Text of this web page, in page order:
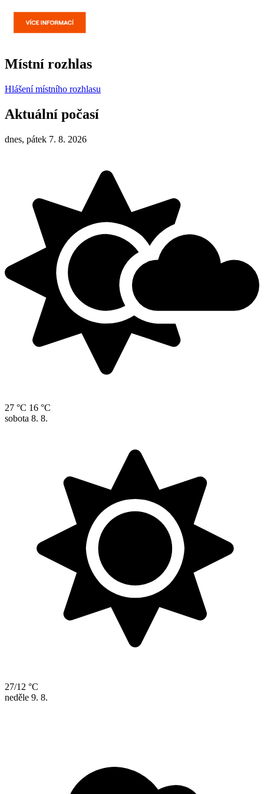
Místní rozhlas
Hlášení místního rozhlasu
Aktuální počasí
dnes, pátek 7. 8. 2026
27 °C 16 °C
sobota 8. 8.
27/12 °C
neděle 9. 8.